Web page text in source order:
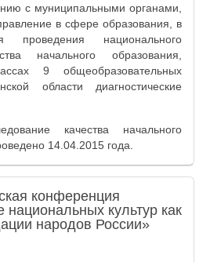
с муниципальными органами,
в сфере образования, в
проведения национального
начального образования,
9 общеобразовательных
области диагностические
качества начального
14.04.2015 года.
конференция
национальных культур как
народов России»